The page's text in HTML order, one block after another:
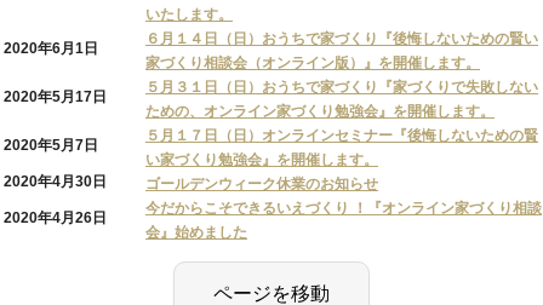
いたします。
2020年6月1日
６月１４日（日）おうちで家づくり『後悔しないための賢い
家づくり相談会（オンライン版）』を開催します。
2020年5月17日
５月３１日（日）おうちで家づくり『家づくりで失敗しない
ための、オンライン家づくり勉強会』を開催します。
2020年5月7日
５月１７日（日）オンラインセミナー『後悔しないための賢
い家づくり勉強会』を開催します。
2020年4月30日
ゴールデンウィーク休業のお知らせ
2020年4月26日
今だからこそできるいえづくり ！『オンライン家づくり相談
会』始めました